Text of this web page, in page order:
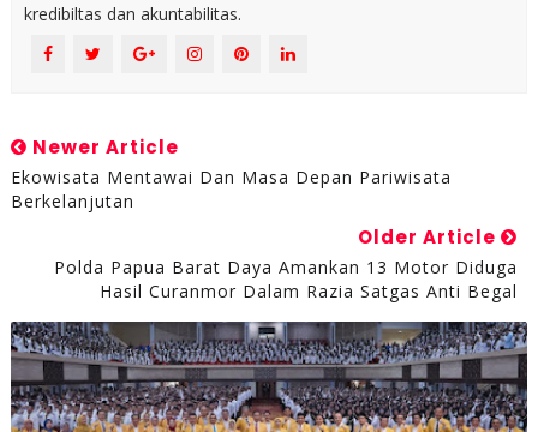
kredibiltas dan akuntabilitas.
Newer Article
Ekowisata Mentawai Dan Masa Depan Pariwisata
Berkelanjutan
Older Article
Polda Papua Barat Daya Amankan 13 Motor Diduga
Hasil Curanmor Dalam Razia Satgas Anti Begal